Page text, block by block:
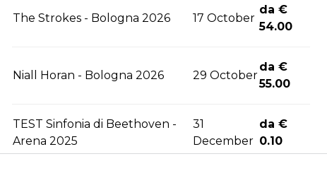
The Strokes - Bologna 2026 17 October
da €
54.00
Niall Horan - Bologna 2026 29 October
da €
55.00
TEST Sinfonia di Beethoven -
Arena 2025
31
December
da €
0.10